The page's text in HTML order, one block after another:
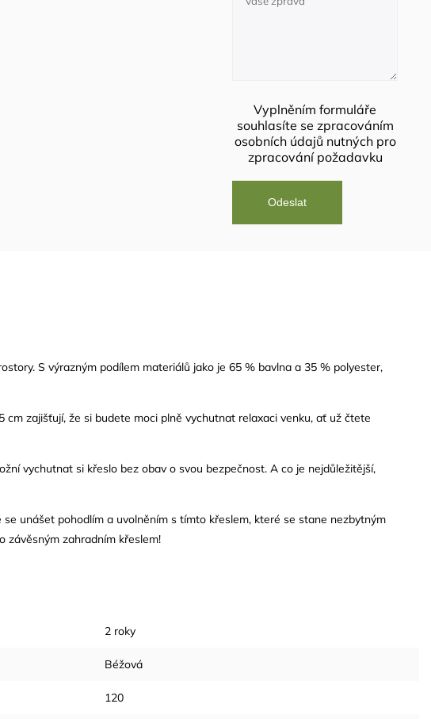
Vyplněním formuláře
souhlasíte se zpracováním
osobních údajů nutných pro
zpracování požadavku
S výrazným podílem materiálů jako je 65 % bavlna a 35 % polyester,
zajišťují, že si budete moci plně vychutnat relaxaci venku, ať už čtete
vychutnat si křeslo bez obav o svou bezpečnost. A co je nejdůležitější,
unášet pohodlím a uvolněním s tímto křeslem, které se stane nezbytným
závěsným zahradním křeslem!
2 roky
Béžová
120